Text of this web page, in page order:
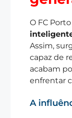
O FC
Assim,
capaz de
acabam
enfrentar
A